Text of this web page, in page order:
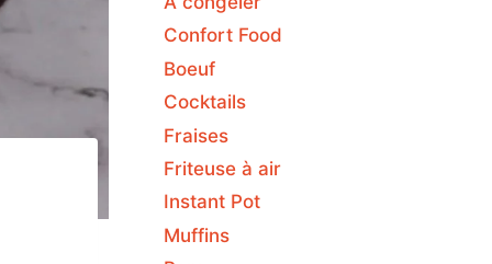
Confort Food
Boeuf
Cocktails
Fraises
Friteuse à air
Instant Pot
Muffins